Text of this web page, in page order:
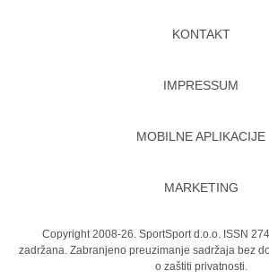
KONTAKT
IMPRESSUM
MOBILNE APLIKACIJE
MARKETING
Copyright 2008-26. SportSport d.o.o. ISSN
zadržana. Zabranjeno preuzimanje sadržaja bez
o zaštiti privatnosti.